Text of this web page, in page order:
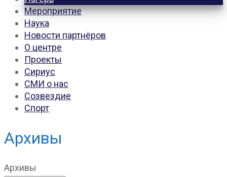
Мероприятие
Наука
Новости партнёров
О центре
Проекты
Сириус
СМИ о нас
Созвездие
Спорт
Архивы
Архивы